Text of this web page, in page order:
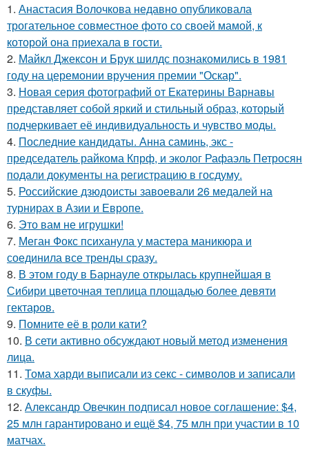
1. Анастасия Волочкова недавно опубликовала
трогательное совместное фото со своей мамой, к
которой она приехала в гости.
2. Майкл Джексон и Брук шилдс познакомились в 1981
году на церемонии вручения премии "Оскар".
3. Новая серия фотографий от Екатерины Варнавы
представляет собой яркий и стильный образ, который
подчеркивает её индивидуальность и чувство моды.
4. Последние кандидаты. Анна саминь, экс -
председатель райкома Кпрф, и эколог Рафаэль Петросян
подали документы на регистрацию в госдуму.
5. Российские дзюдоисты завоевали 26 медалей на
турнирах в Азии и Европе.
6. Это вам не игрушки!
7. Меган Фокс психанула у мастера маникюра и
соединила все тренды сразу.
8. В этом году в Барнауле открылась крупнейшая в
Сибири цветочная теплица площадью более девяти
гектаров.
9. Помните её в роли кати?
10. В сети активно обсуждают новый метод изменения
лица.
11. Тома харди выписали из секс - символов и записали
в скуфы.
12. Александр Овечкин подписал новое соглашение: $4,
25 млн гарантировано и ещё $4, 75 млн при участии в 10
матчах.